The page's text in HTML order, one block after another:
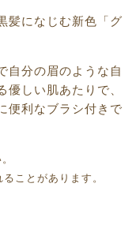
髪になじむ新色「グ
自分の眉のような自
しい肌あたりで、
便利なブラシ付きで
ことがあります。